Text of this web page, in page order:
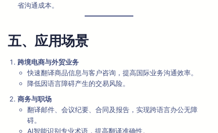
省沟通成本。
五、应用场景
跨境电商与外贸业务
快速翻译商品信息与客户咨询，提高国际业务沟通效率。
降低因语言障碍产生的交易风险。
商务与职场
翻译邮件、会议纪要、合同及报告，实现跨语言办公无障
碍。
AI智能识别专业术语，提高翻译准确性。